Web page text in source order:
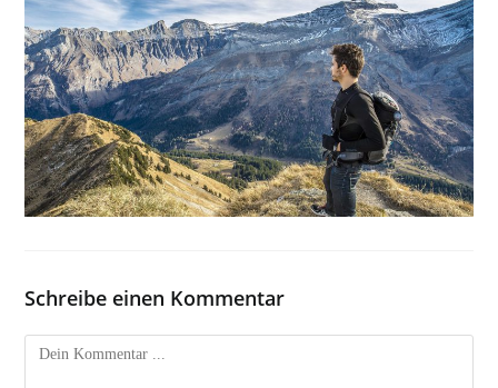
Schreibe einen Kommentar
Kommentieren